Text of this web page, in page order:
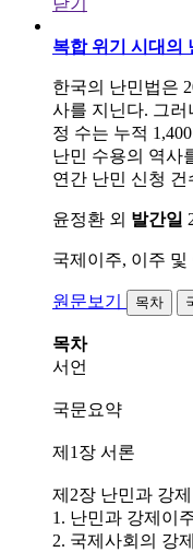
닫기
복합 위기 시대의
한국의 난민법은
사를 지닌다. 그러
정 수는 누적
난민 수용의 역사
연간 난민 신청 건
윤정환 외 발간일
국제이주, 이주 및
원문보기 목차
목차
서언
국문요약
제1장 서론
제2장 난민과 강
1. 난민과 강제이
2. 국제사회의 강